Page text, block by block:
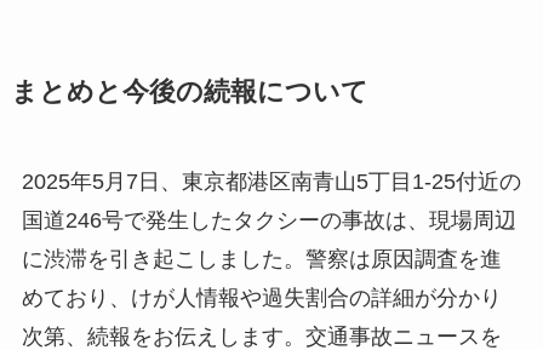
まとめと今後の続報について
2025年5月7日、東京都港区南青山5丁目1-25付近の
国道246号で発生したタクシーの事故は、現場周辺
に渋滞を引き起こしました。警察は原因調査を進
めており、けが人情報や過失割合の詳細が分かり
次第、続報をお伝えします。交通事故ニュースを